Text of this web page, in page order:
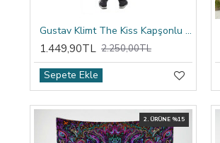
Gustav Klimt The Kiss Kapşonlu Battaniye
1.449,90TL 2.250,00TL
Sepete Ekle
2. ÜRÜNE %15